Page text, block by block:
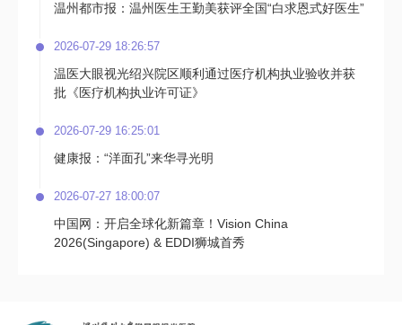
温州都市报：温州医生王勤美获评全国“白求恩式好医生”
2026-07-29 18:26:57
温医大眼视光绍兴院区顺利通过医疗机构执业验收并获
批《医疗机构执业许可证》
2026-07-29 16:25:01
健康报：“洋面孔”来华寻光明
2026-07-27 18:00:07
中国网：开启全球化新篇章！Vision China
2026(Singapore) & EDDI狮城首秀